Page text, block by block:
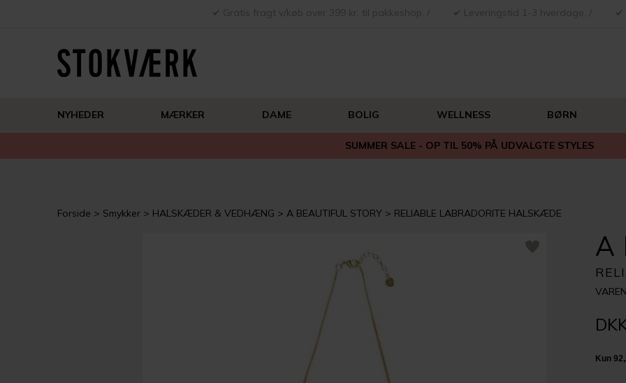
NYHEDER MÆRKER DAME BOLIG WELLNESS BØRN
SUMMER SALE - OP TIL 50% PÅ UDVALGTE STYLES
Forside Smykker HALSKÆDER & VEDHÆNG A BEAUTIFUL STORY RELIABLE LABRADORITE HALSKÆDE
A